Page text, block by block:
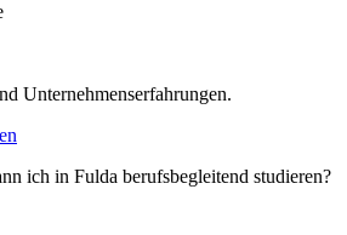
Unternehmenserfahrungen.
ich in Fulda berufsbegleitend studieren?